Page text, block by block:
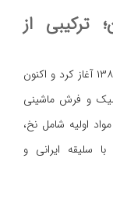
از
فعالیت خود را از دی‌ماه ۱۳۸۶ آغاز کرد و اکنون
و فرش ماشینی
اولیه شامل نخ،
سلیقه ایرانی و